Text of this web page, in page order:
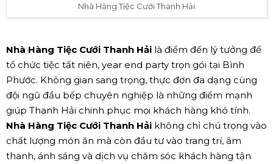
Nhà Hàng Tiệc Cưới Thanh Hải
Nhà Hàng Tiệc Cưới Thanh Hải là điểm đến lý tưởng để
tổ chức tiệc tất niên, year end party trọn gói tại Bình
Phước. Không gian sang trọng, thực đơn đa dạng cùng
đội ngũ đầu bếp chuyên nghiệp là những điểm mạnh
giúp Thanh Hải chinh phục mọi khách hàng khó tính.
Nhà Hàng Tiệc Cưới Thanh Hải không chỉ chú trọng vào
chất lượng món ăn mà còn đầu tư vào trang trí, âm
thanh, ánh sáng và dịch vụ chăm sóc khách hàng tận